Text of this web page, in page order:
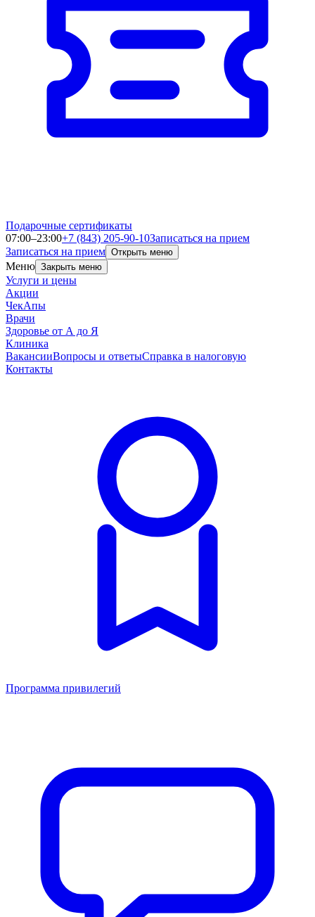
Подарочные сертификаты
07:00–23:00+7 (843) 205-90-10Записаться на прием
Записаться на прием Открыть меню
Меню Закрыть меню
Услуги и цены
Акции
ЧекАпы
Врачи
Здоровье от А до Я
Клиника
ВакансииВопросы и ответыСправка в налоговую
Контакты
Программа привилегий